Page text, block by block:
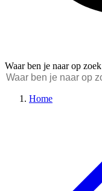
Waar ben je naar op zoek
Home